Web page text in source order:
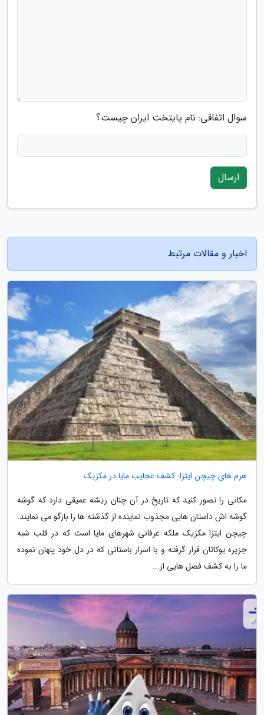
سوال اتفاقی: نام پایتخت ایران چیست؟
ارسال
اخبار و مقالات مرتبط
هرم های چیچن ایتزا: کشف عجایب مایا در مکزیک
مکانی را تصور کنید که تاریخ در آن چنان ریشه عمیقی دارد که گوشه
گوشه اش داستان هایی مجذوب نماینده از گذشته ها را بازگو می نمایند.
چیچن ایتزا مکزیک ملکه عرفانی شهرهای مایا است که در قلب شبه
جزیره یوکاتان قرار گرفته و با اسرار باستانی که در دل خود پنهان نموده
ما را به کشف فصل هایی از...